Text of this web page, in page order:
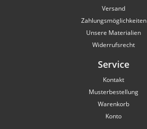
Versand
Zahlungsmöglichkeiten
Unsere Materialien
Widerrufsrecht
Service
Kontakt
Musterbestellung
Warenkorb
Konto